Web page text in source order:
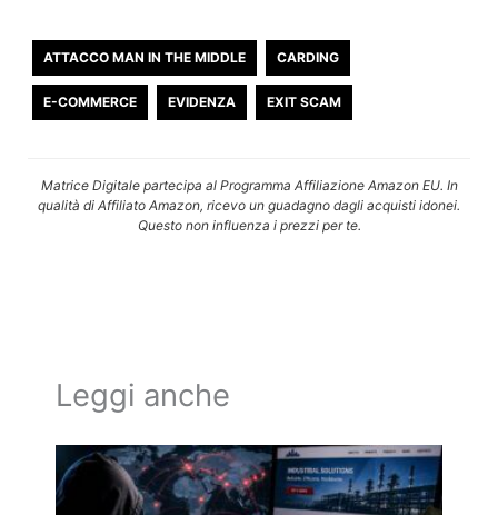
ATTACCO MAN IN THE MIDDLE CARDING
E-COMMERCE EVIDENZA EXIT SCAM
Matrice Digitale partecipa al Programma Affiliazione Amazon EU. In
qualità di Affiliato Amazon, ricevo un guadagno dagli acquisti idonei.
Questo non influenza i prezzi per te.
Leggi anche